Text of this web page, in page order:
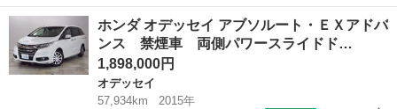
名： ホンダ ■ 車種名： オデッセイ ■ グレード名： アブソル
ート ■ 排気量： 2400cc ■ ドア枚数： 5D ■ ミッション：
CV...
茨城 かすみがうら市 オデッセイ
ホンダ オデッセイ アブソルート・ＥＸアドバ
ンス 禁煙車 両側パワースライドド…
1,898,000円
オデッセイ
57,934km
2015年